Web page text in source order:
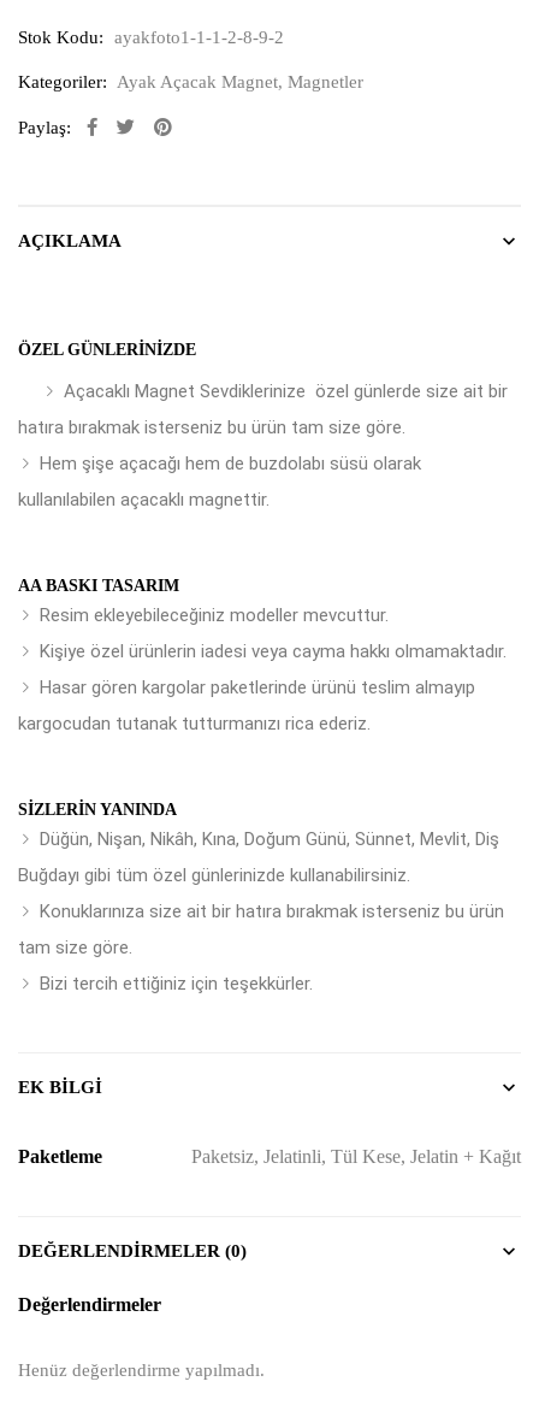
Stok Kodu: ayakfoto1-1-1-2-8-9-2
Kategoriler: Ayak Açacak Magnet, Magnetler
Paylaş:
AÇIKLAMA
ÖZEL GÜNLERINIZDE
Açacaklı Magnet Sevdiklerinize özel günlerde size ait bir
hatıra bırakmak isterseniz bu ürün tam size göre.
Hem şişe açacağı hem de buzdolabı süsü olarak
kullanılabilen açacaklı magnettir.
AA BASKI TASARIM
Resim ekleyebileceğiniz modeller mevcuttur.
Kişiye özel ürünlerin iadesi veya cayma hakkı olmamaktadır.
Hasar gören kargolar paketlerinde ürünü teslim almayıp
kargocudan tutanak tutturmanızı rica ederiz.
SIZLERIN YANINDA
Düğün, Nişan, Nikâh, Kına, Doğum Günü, Sünnet, Mevlit, Diş
Buğdayı gibi tüm özel günlerinizde kullanabilirsiniz.
Konuklarınıza size ait bir hatıra bırakmak isterseniz bu ürün
tam size göre.
Bizi tercih ettiğiniz için teşekkürler.
EK BILGI
Paketleme Paketsiz, Jelatinli, Tül Kese, Jelatin + Kağıt
DEĞERLENDIRMELER (0)
Değerlendirmeler
Henüz değerlendirme yapılmadı.